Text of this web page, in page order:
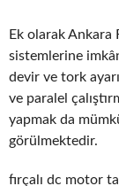
Ek olarak Ankara
sistemlerine
devir ve tork
ve paralel
yapmak da
görülmektedir.
fırçalı dc motor